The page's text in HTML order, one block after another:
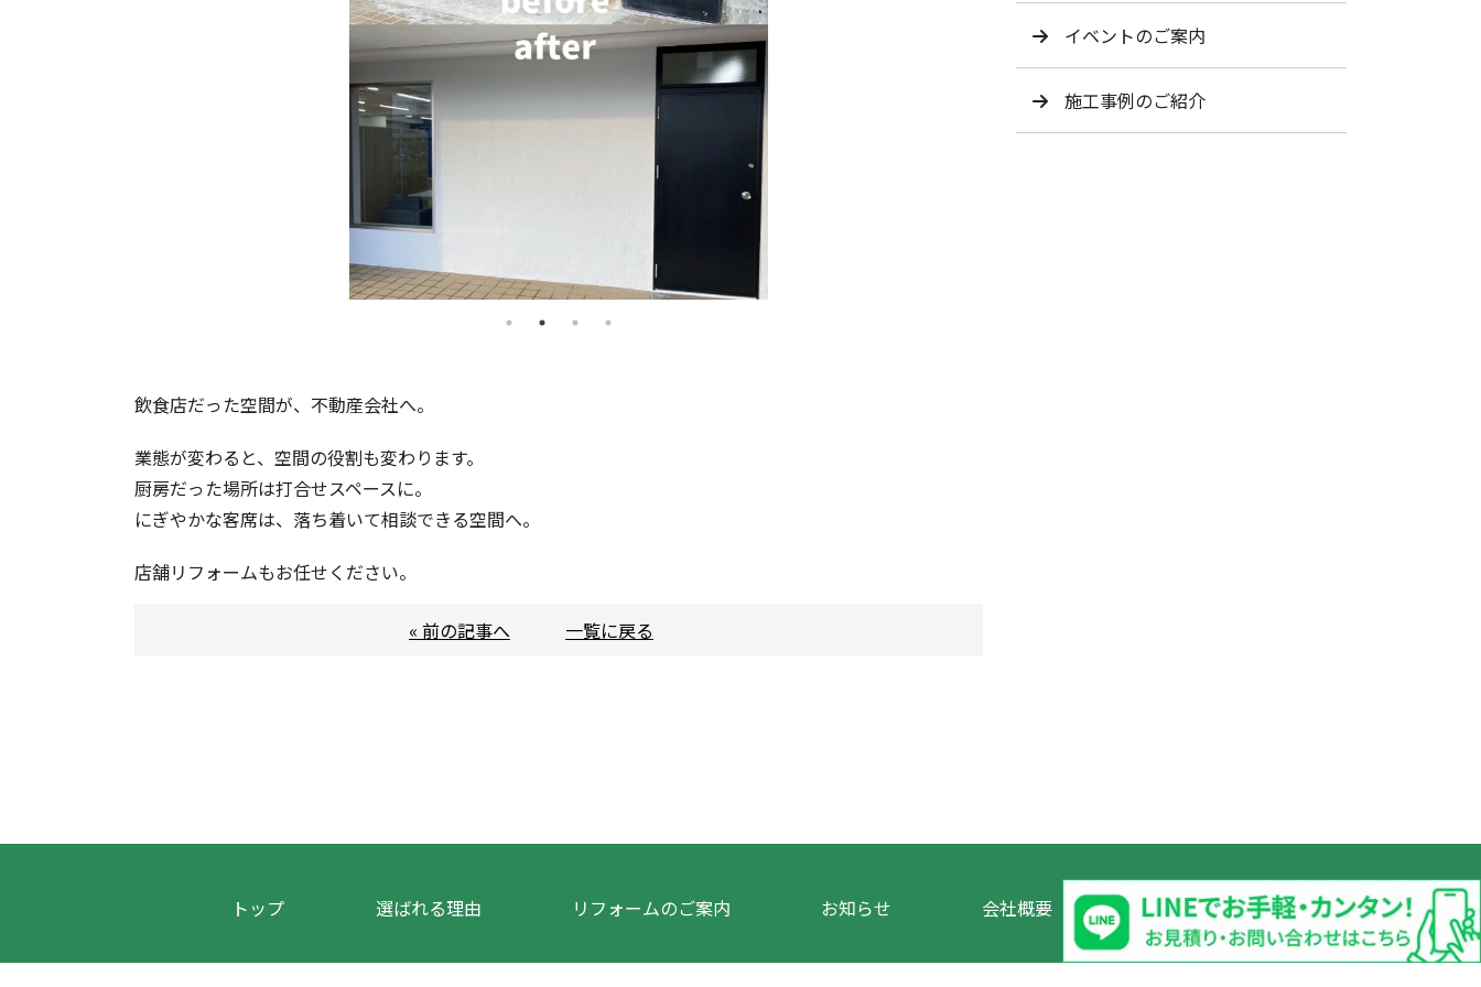
飲食店だった空間が、不動産会社へ。
業態が変わると、空間の役割も変わります。
厨房だった場所は打合せスペースに。
にぎやかな客席は、落ち着いて相談できる空間へ。
店舗リフォームもお任せください。
« 前の記事へ 一覧に戻る
イベントのご案内
施工事例のご紹介
トップ 選ばれる理由 リフォームのご案内 お知らせ 会社概要 お問い合わせ